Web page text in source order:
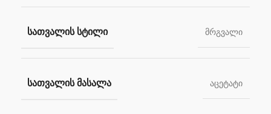
ᲡᲐᲗᲕᲐᲚᲘᲡ ᲡᲢᲘᲚᲘ მრგვალი
ᲡᲐᲗᲕᲐᲚᲘᲡ ᲛᲐᲡᲐᲚᲐ აცეტატი